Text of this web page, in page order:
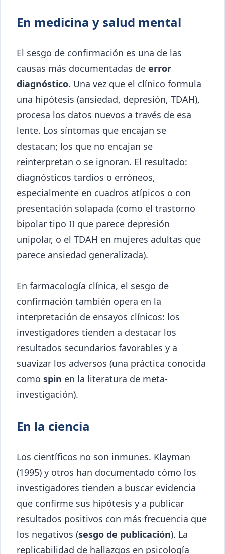
En medicina y salud mental
El sesgo de confirmación es una de las
causas más documentadas de error
diagnóstico. Una vez que el clínico formula
una hipótesis (ansiedad, depresión, TDAH),
procesa los datos nuevos a través de esa
lente. Los síntomas que encajan se
destacan; los que no encajan se
reinterpretan o se ignoran. El resultado:
diagnósticos tardíos o erróneos,
especialmente en cuadros atípicos o con
presentación solapada (como el trastorno
bipolar tipo II que parece depresión
unipolar, o el TDAH en mujeres adultas que
parece ansiedad generalizada).
En farmacología clínica, el sesgo de
confirmación también opera en la
interpretación de ensayos clínicos: los
investigadores tienden a destacar los
resultados secundarios favorables y a
suavizar los adversos (una práctica conocida
como spin en la literatura de meta-
investigación).
En la ciencia
Los científicos no son inmunes. Klayman
(1995) y otros han documentado cómo los
investigadores tienden a buscar evidencia
que confirme sus hipótesis y a publicar
resultados positivos con más frecuencia que
los negativos (sesgo de publicación). La
replicabilidad de hallazgos en psicología